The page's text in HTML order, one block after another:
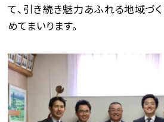
て、引き続き魅力あふれる地域づ
めてまいります。